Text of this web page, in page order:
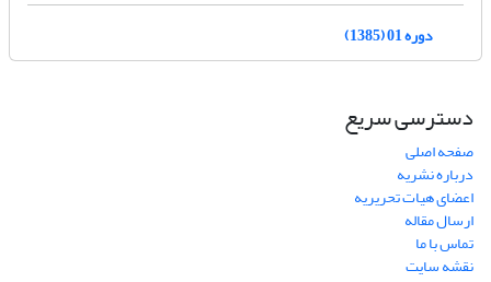
دوره 01 (1385)
دسترسی سریع
صفحه اصلی
درباره نشریه
اعضای هیات تحریریه
ارسال مقاله
تماس با ما
نقشه سایت